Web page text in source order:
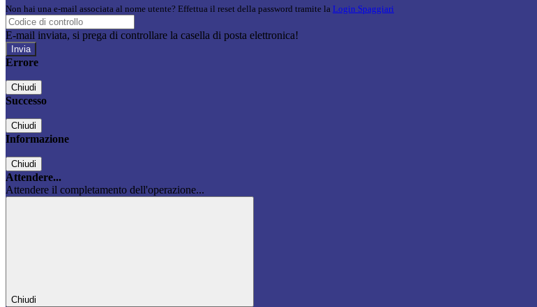
Non hai una e-mail associata al nome utente? Effettua il reset della password tramite la Login Spaggiari
E-mail inviata, si prega di controllare la casella di posta elettronica!
Errore
Chiudi
Successo
Chiudi
Informazione
Chiudi
Attendere...
Attendere il completamento dell'operazione...
Chiudi